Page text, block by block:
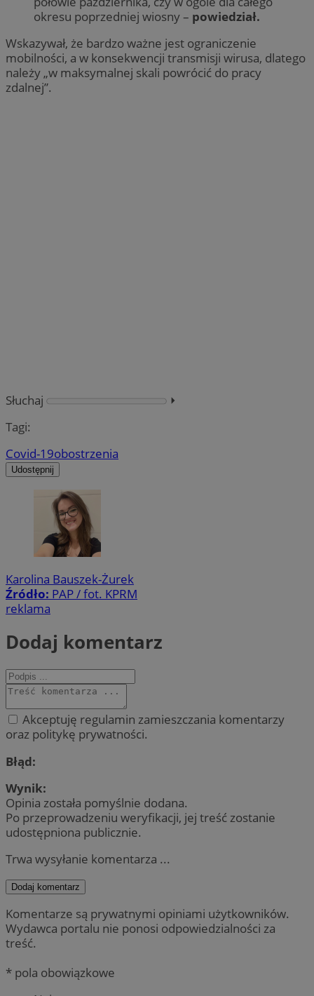
okresu poprzedniej wiosny – powiedział.
Wskazywał, że bardzo ważne jest ograniczenie
mobilności, a w konsekwencji transmisji wirusa, dlatego
należy „w maksymalnej skali powrócić do pracy
zdalnej”.
Słuchaj
⏵︎
Tagi:
Covid-19obostrzenia
Udostępnij
Karolina Bauszek-Żurek
Źródło: PAP / fot. KPRM
reklama
Dodaj komentarz
Akceptuję regulamin zamieszczania komentarzy
oraz politykę prywatności.
Błąd:
Wynik:
Opinia została pomyślnie dodana.
Po przeprowadzeniu weryfikacji, jej treść zostanie
udostępniona publicznie.
Trwa wysyłanie komentarza ...
Dodaj komentarz
Komentarze są prywatnymi opiniami użytkowników.
Wydawca portalu nie ponosi odpowiedzialności za
treść.
* pola obowiązkowe